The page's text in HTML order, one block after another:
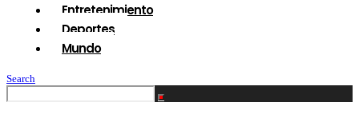
Entretenimiento
Deportes
Mundo
Search